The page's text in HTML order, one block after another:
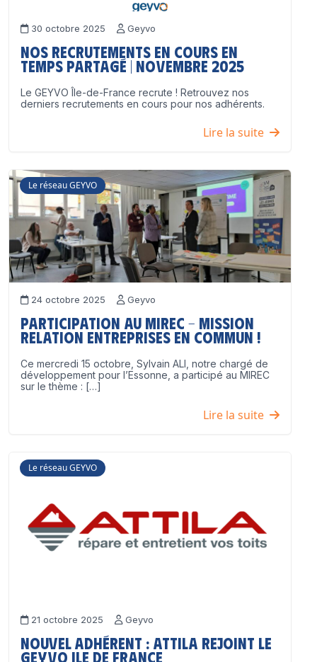
30 octobre 2025 Geyvo
Nos recrutements en cours en
temps partagé | Novembre 2025
Le GEYVO Île-de-France recrute ! Retrouvez nos
derniers recrutements en cours pour nos adhérents.
Lire la suite
Le réseau GEYVO
24 octobre 2025 Geyvo
Participation au MIREC – Mission
Relation Entreprises en Commun !
Ce mercredi 15 octobre, Sylvain ALI, notre chargé de
développement pour l’Essonne, a participé au MIREC
sur le thème : […]
Lire la suite
Le réseau GEYVO
21 octobre 2025 Geyvo
Nouvel adhérent : ATTILA rejoint le
GEYVO Ile de France